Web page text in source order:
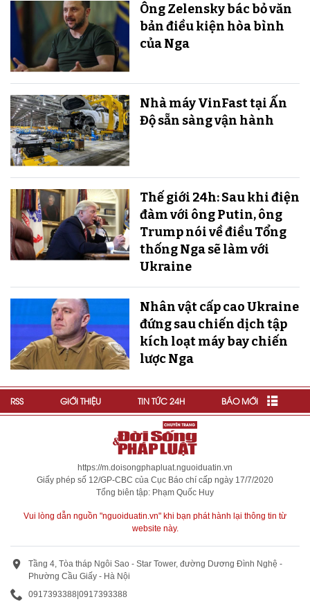
Ông Zelensky bác bỏ văn
bản điều kiện hòa bình
của Nga
Nhà máy VinFast tại Ấn
Độ sẵn sàng v​​​​​​​ận hành
Thế giới 24h: Sau khi điện
đàm với ông Putin, ông
Trump nói về điều Tổng
thống Nga sẽ làm với
Ukraine
Nhân vật cấp cao Ukraine
đứng sau chiến dịch tập
kích loạt máy bay chiến
lược Nga
RSS GIỚI THIỆU TIN TỨC 24H BÁO MỚI
https://m.doisongphapluat.nguoiduatin.vn
Giấy phép số 12/GP-CBC của Cục Báo chí cấp ngày 17/7/2020
Tổng biên tập: Phạm Quốc Huy
Vui lòng dẫn nguồn "nguoiduatin.vn" khi bạn phát hành lại thông tin từ
website này.
Tầng 4, Tòa tháp Ngôi Sao - Star Tower, đường Dương Đình Nghệ -
Phường Cầu Giấy - Hà Nội
0917393388 0917393388